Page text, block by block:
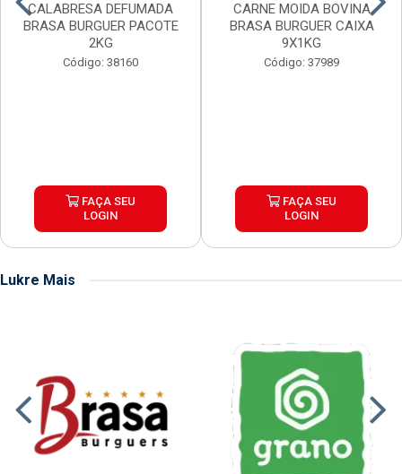
CALABRESA DEFUMADA
BRASA BURGUER PACOTE
2KG
Código: 38160
FAÇA SEU
LOGIN
CARNE MOIDA BOVINA
BRASA BURGUER CAIXA
9X1KG
Código: 37989
FAÇA SEU
LOGIN
Lukre Mais